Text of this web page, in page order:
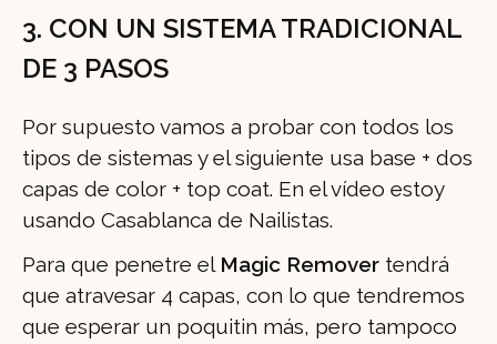
3. CON UN SISTEMA TRADICIONAL
DE 3 PASOS
Por supuesto vamos a probar con todos los
tipos de sistemas y el siguiente usa base + dos
capas de color + top coat. En el vídeo estoy
usando Casablanca de Nailistas.
Para que penetre el Magic Remover tendrá
que atravesar 4 capas, con lo que tendremos
que esperar un poquitin más, pero tampoco